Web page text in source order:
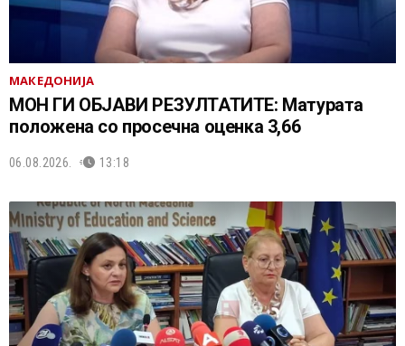
МАКЕДОНИЈА
МОН ГИ ОБЈАВИ РЕЗУЛТАТИТЕ: Матурата
положена со просечна оценка 3,66
06.08.2026. 13:18